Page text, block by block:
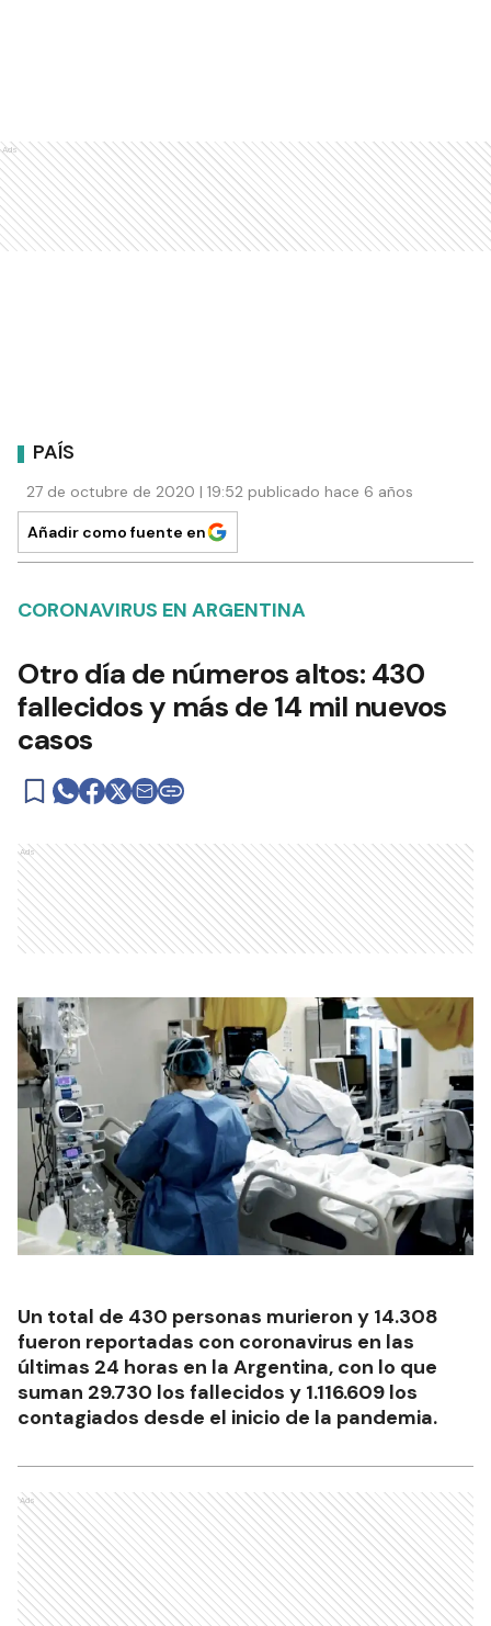
Ads
PAÍS
27 de octubre de 2020 | 19:52 publicado hace 6 años
Añadir como fuente en
CORONAVIRUS EN ARGENTINA
Otro día de números altos: 430
fallecidos y más de 14 mil nuevos
casos
Ads
Un total de 430 personas murieron y 14.308
fueron reportadas con coronavirus en las
últimas 24 horas en la Argentina, con lo que
suman 29.730 los fallecidos y 1.116.609 los
contagiados desde el inicio de la pandemia.
Ads